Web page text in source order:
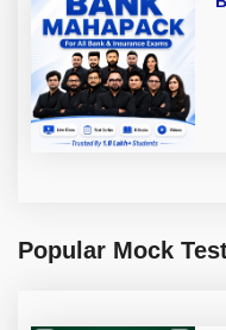
Popular Mock